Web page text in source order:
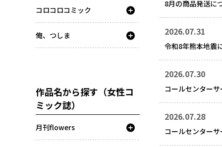
コロコロコミック
俺、つしま
作品名から探す（女性コ
ミック誌）
月刊flowers
8月の商品発送に
2026.07.31
令和8年熊本地震
2026.07.30
コールセンター
2026.07.28
コールセンター